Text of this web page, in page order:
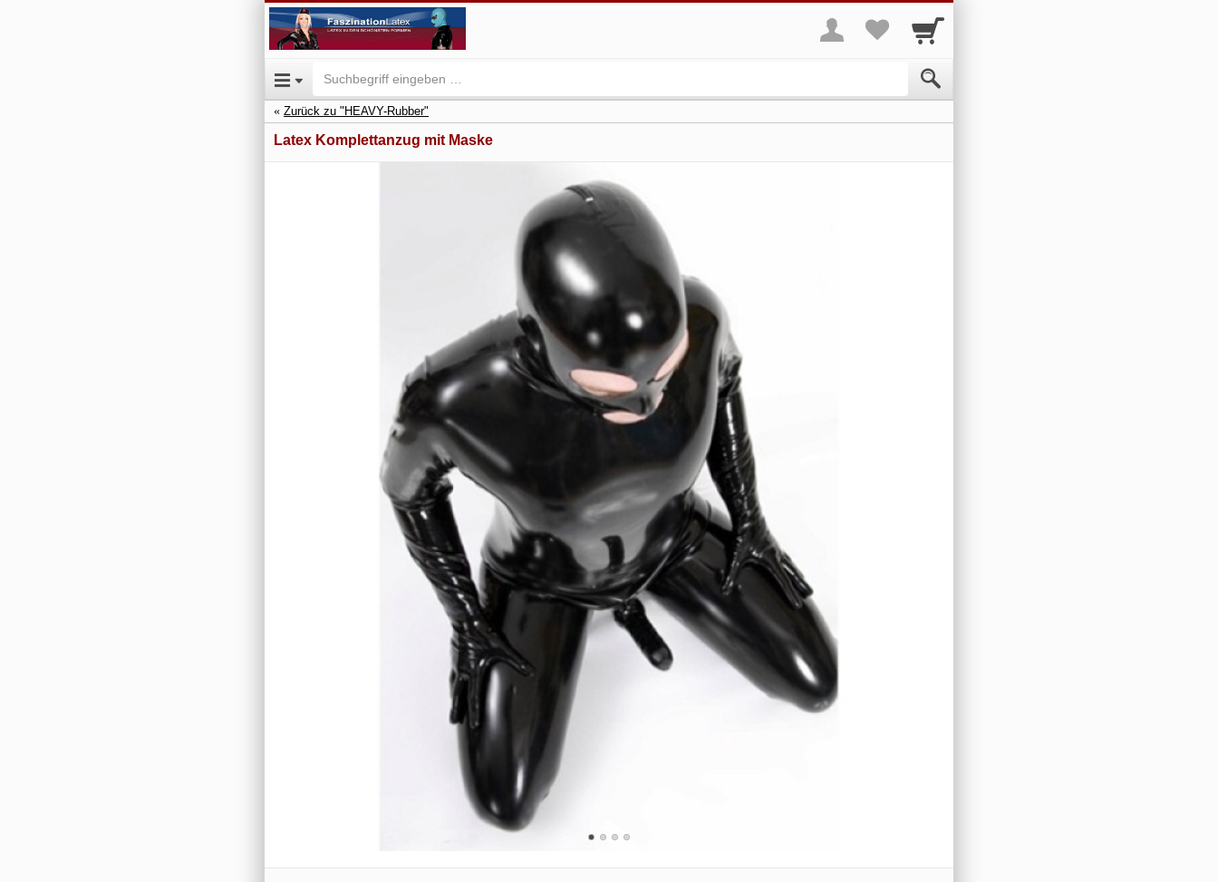
Zurück zu "HEAVY-Rubber"
Latex Komplettanzug mit Maske